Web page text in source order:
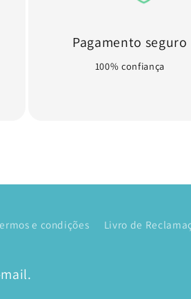
Pagamento seguro
100% confiança
e condições Livro de